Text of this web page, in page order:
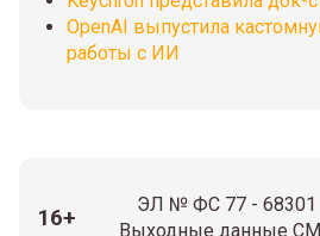
OpenAI выпустила
работы с ИИ
16+
ЭЛ № ФС 77 - 68301
Выходные данные